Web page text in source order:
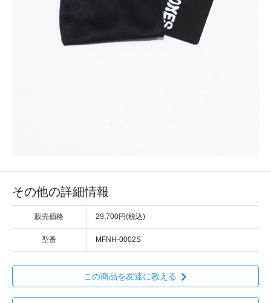
その他の詳細情報
販売価格 29,700円(税込)
型番 MFNH-0002S
この商品を友達に教える